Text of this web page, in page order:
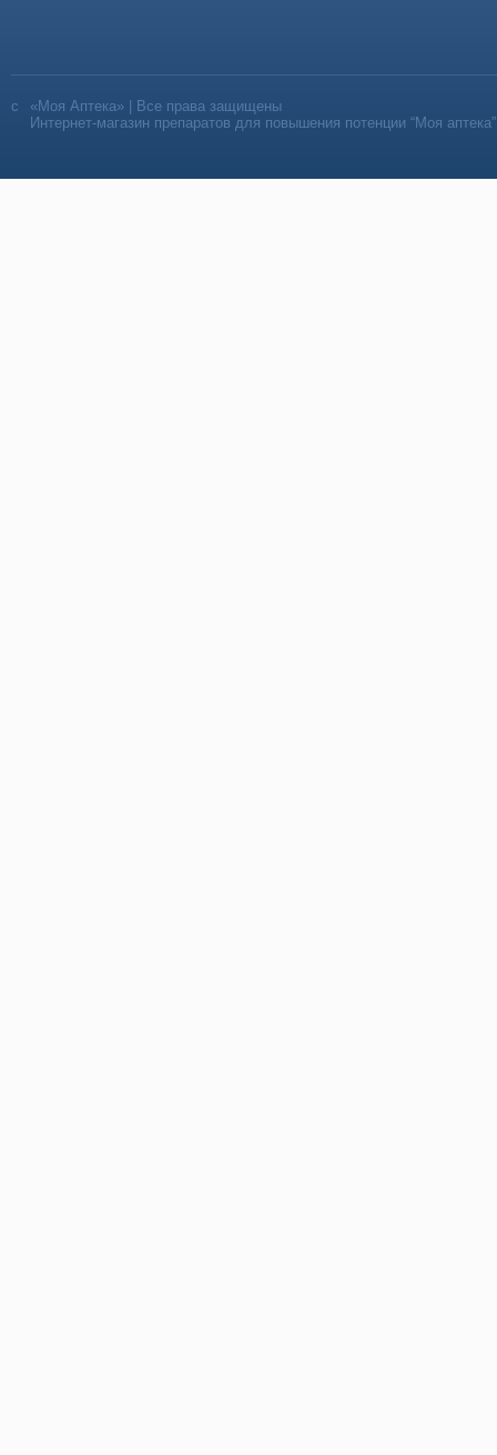
«Моя Аптека» | Все права защищены
Интернет-магазин препаратов для повышения потенции “Моя